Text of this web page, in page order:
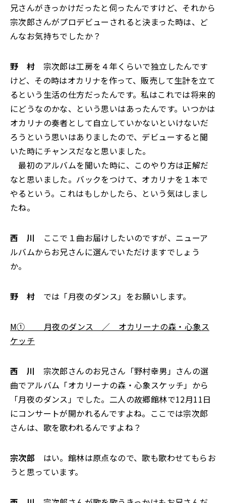
兄さんがきっかけだったと伺ったんですけど、それから
宗次郎さんがプロデビューされると決まった時は、ど
んなお気持ちでしたか？
野 村 宗次郎は工房を４年くらいで独立したんです
けど、その時はオカリナを作って、販売して生計を立て
るという生活の仕方だったんです。私はこれでは将来的
にどうなのかな、という思いはあったんです。いつかは
オカリナの奏者として自立していかないといけないだ
ろうという思いはありましたので、デビューすると聞
いた時にチャンスだなと思いました。
最初のアルバムを聞いた時に、このやり方は正解だ
なと思いました。バックをつけて、オカリナを１本で
やるという。これはもしかしたら、という気はしまし
たね。
西 川 ここで１曲お届けしたいのですが、ニューア
ルバムからお兄さんに選んでいただけますでしょう
か。
野 村 では「月夜のダンス」をお願いします。
M① 月夜のダンス ／ オカリーナの森・心象ス
ケッチ
西 川 宗次郎さんのお兄さん「野村幸男」さんの選
曲でアルバム「オカリーナの森・心象スケッチ」から
「月夜のダンス」でした。二人の故郷館林で12月11日
にコンサートが開かれるんですよね。ここでは宗次郎
さんは、歌を歌われるんですよね？
宗次郎 はい。館林は原点なので、歌も歌わせてもらお
うと思っています。